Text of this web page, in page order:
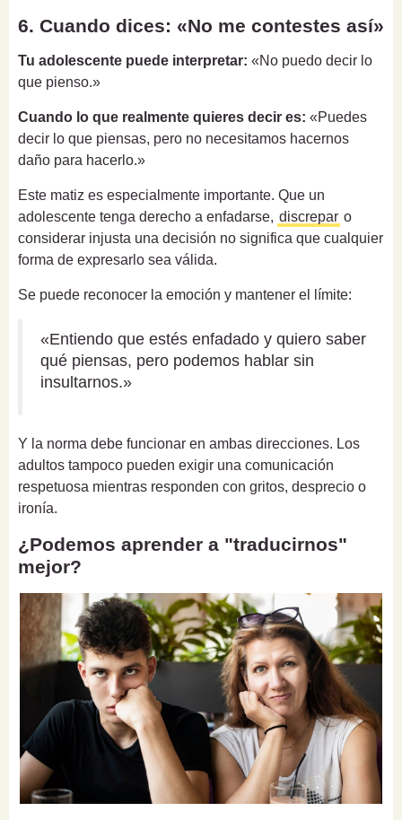
6. Cuando dices: «No me contestes así»
Tu adolescente puede interpretar: «No puedo decir lo
que pienso.»
Cuando lo que realmente quieres decir es: «Puedes
decir lo que piensas, pero no necesitamos hacernos
daño para hacerlo.»
Este matiz es especialmente importante. Que un
adolescente tenga derecho a enfadarse, discrepar o
considerar injusta una decisión no significa que cualquier
forma de expresarlo sea válida.
Se puede reconocer la emoción y mantener el límite:
«Entiendo que estés enfadado y quiero saber
qué piensas, pero podemos hablar sin
insultarnos.»
Y la norma debe funcionar en ambas direcciones. Los
adultos tampoco pueden exigir una comunicación
respetuosa mientras responden con gritos, desprecio o
ironía.
¿Podemos aprender a "traducirnos"
mejor?